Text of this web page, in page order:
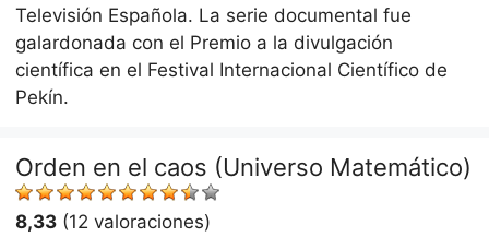
Televisión Española. La serie documental fue
galardonada con el Premio a la divulgación
científica en el Festival Internacional Científico de
Pekín.
Orden en el caos (Universo Matemático)
8,33 (12 valoraciones)